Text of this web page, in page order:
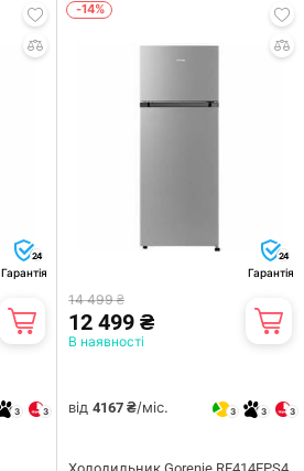
24
Гарантія
3 3
-14%
24
Гарантія
14 499 ₴
12 499 ₴
В наявності
від 4167 ₴/міс. 3 3 3